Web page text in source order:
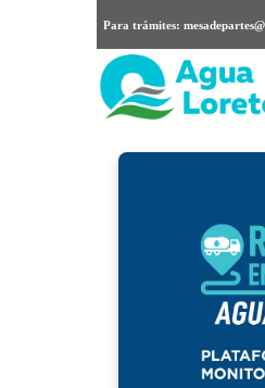
Para trámites: